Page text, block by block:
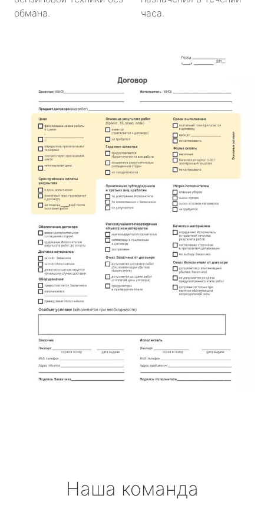
обмана.
часа.
Наша команда